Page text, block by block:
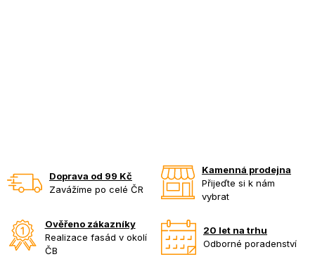
Doprava od 99 Kč
Zavážíme po celé ČR
Kamenná prodejna
Přijeďte si k nám
vybrat
Ověřeno zákazníky
Realizace fasád v okolí
ČB
20 let na trhu
Odborné poradenství